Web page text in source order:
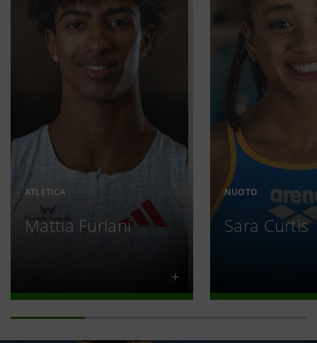
ATLETICA
Mattia Furlani
NUOTO
Sara Curtis